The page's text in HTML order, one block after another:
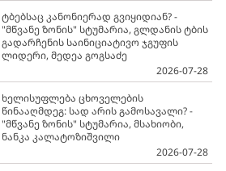
ტბებსაც კანონიერად გვიყიდიან? -
"მწვანე ზონის" სტუმარია, გლდანის ტბის
გადარჩენის საინიციატივო ჯგუფის
ლიდერი, მედეა გოგსაძე
2026-07-28
ხელისუფლება ცხოველების
წინააღმდეგ: სად არის გამოსავალი? -
"მწვანე ზონის" სტუმარია, მსახიობი,
ნანკა კალატოზიშვილი
2026-07-28